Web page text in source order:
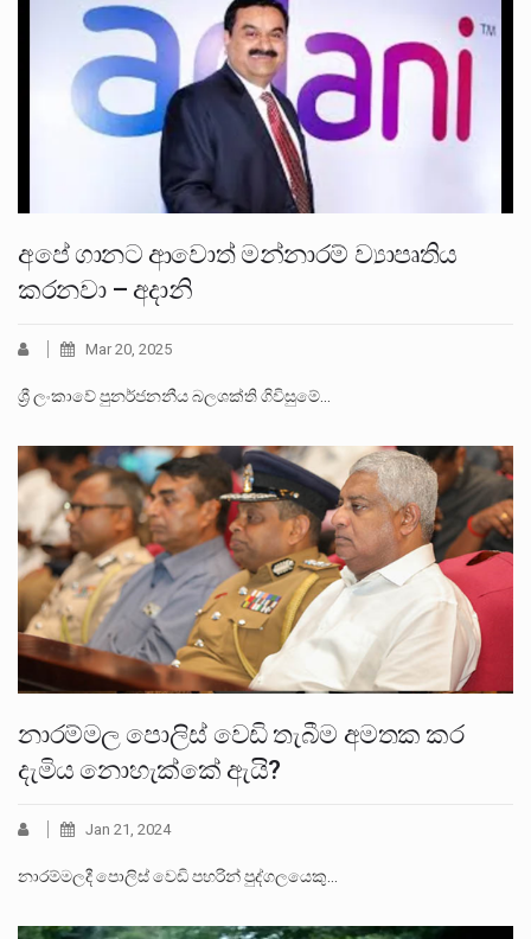
අපේ ගානට ආවොත් මන්නාරම් ව්‍යාපෘතිය
කරනවා – අදානි
Mar 20, 2025
ශ්‍රී ලංකාවේ පුනර්ජනනීය බලශක්ති ගිවිසුමේ…
නාරම්මල පොලිස් වෙඩි තැබීම අමතක කර
දැමිය නොහැක්කේ ඇයි?
Jan 21, 2024
නාරම්මලදී පොලිස් වෙඩි පහරින් පුද්ගලයෙකු…